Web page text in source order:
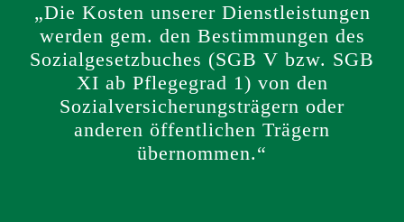
„Die Kosten unserer Dienstleistungen
werden gem. den Bestimmungen des
Sozialgesetzbuches (SGB V bzw. SGB
XI ab Pflegegrad 1) von den
Sozialversicherungsträgern oder
anderen öffentlichen Trägern
übernommen.“